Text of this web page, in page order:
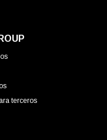
terceros